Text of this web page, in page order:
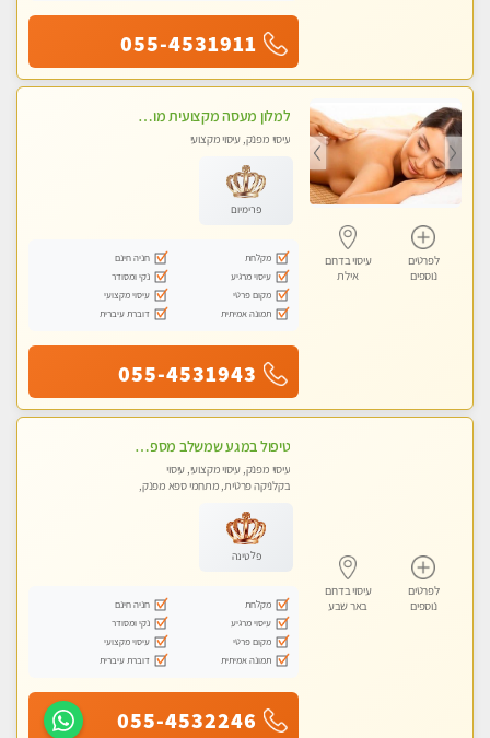
055-4531911
לפרטים
נוספים
עיסוי בדרום
אילת
למלון מעסה מקצועית מוסמכת לבית המלון בלבד. כל סוגי העיסויים מעסה מקצועית ואיכותית.
עיסוי מפנק, עיסוי מקצועי
פרימיום
מקלחת
חניה חינם
עיסוי מרגיע
נקי ומסודר
מקום פרטי
עיסוי מקצועי
תמונה אמיתית
דוברת עיברית
055-4531943
לפרטים
נוספים
עיסוי בדרום
באר שבע
טיפול במגע שמשלב מספר טכניקות עיסויים. מומלץ מאוד !!!
עיסוי מפנק, עיסוי מקצועי, עיסוי
בקלניקה פרטית, מתחמי ספא מפנק,
פלטינה
מקלחת
חניה חינם
עיסוי מרגיע
נקי ומסודר
מקום פרטי
עיסוי מקצועי
תמונה אמיתית
דוברת עיברית
055-4532246